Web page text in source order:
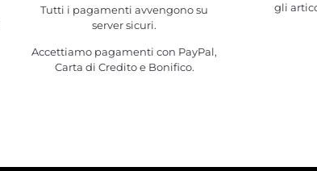
Tutti i pagamenti avvengono su
server sicuri.
Accettiamo pagamenti con PayPal,
Carta di Credito e Bonifico.
gli